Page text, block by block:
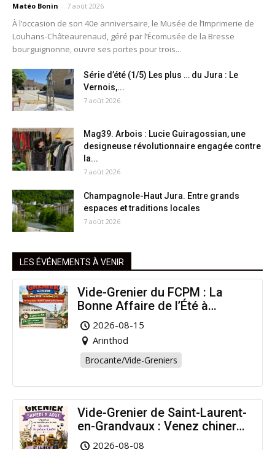
Matéo Bonin - 7 août 2026
À l’occasion de son 40e anniversaire, le Musée de l’Imprimerie de
Louhans-Châteaurenaud, géré par l’Écomusée de la Bresse
bourguignonne, ouvre ses portes pour trois...
Série d’été (1/5) Les plus … du Jura : Le
Vernois,...
7 août 2026
Mag39. Arbois : Lucie Guiragossian, une
designeuse révolutionnaire engagée contre
la...
7 août 2026
Champagnole-Haut Jura. Entre grands
espaces et traditions locales
7 août 2026
LES ÉVÉNEMENTS À VENIR
Vide-Grenier du FCPM : La
Bonne Affaire de l’Été à
Arinthod !
2026-08-15
Arinthod
Brocante/Vide-Greniers
Vide-Grenier de Saint-Laurent-
en-Grandvaux : Venez chiner
pour la bonne cause !
2026-08-08